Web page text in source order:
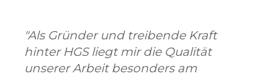
"Als Gründer und treibende Kraft
hinter HGS liegt mir die Qualität
unserer Arbeit besonders am